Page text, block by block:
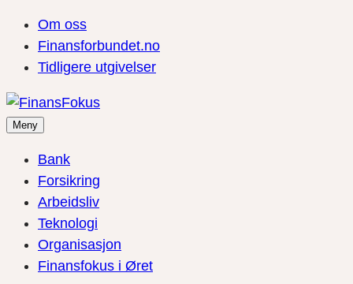
Om oss
Finansforbundet.no
Tidligere utgivelser
Meny
Bank
Forsikring
Arbeidsliv
Teknologi
Organisasjon
Finansfokus i Øret